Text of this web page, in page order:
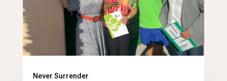
Never Surrender